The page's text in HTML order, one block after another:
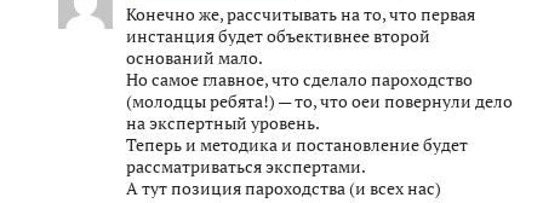
Конечно же, рассчитывать на то, что первая
инстанция будет объективнее второй
оснований мало.
Но самое главное, что сделало пароходство
(молодцы ребята!) — то, что оеи повернули дело
на экспертный уровень.
Теперь и методика и постановление будет
рассматриваться экспертами.
А тут позиция пароходства (и всех нас)